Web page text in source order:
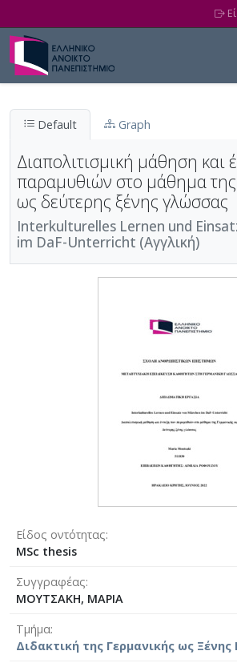
Default Graph
Διαπολιτισμική μάθηση και
παραμυθιών στο μάθημα της
ως δεύτερης ξένης γλώσσας
Interkulturelles Lernen und
im DaF-Unterricht (Αγγλική)
Είδος οντότητας
MSc thesis
Συγγραφέας
ΜΟΥΤΣΑΚΗ, ΜΑΡΙΑ
Τμήμα
Διδακτική της Γερμανικής ως